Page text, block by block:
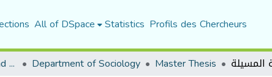
All of DSpace Statistics Profils des Chercheurs
Faculty of Humanities and Social Sciences Department of Sociology Master Thesis